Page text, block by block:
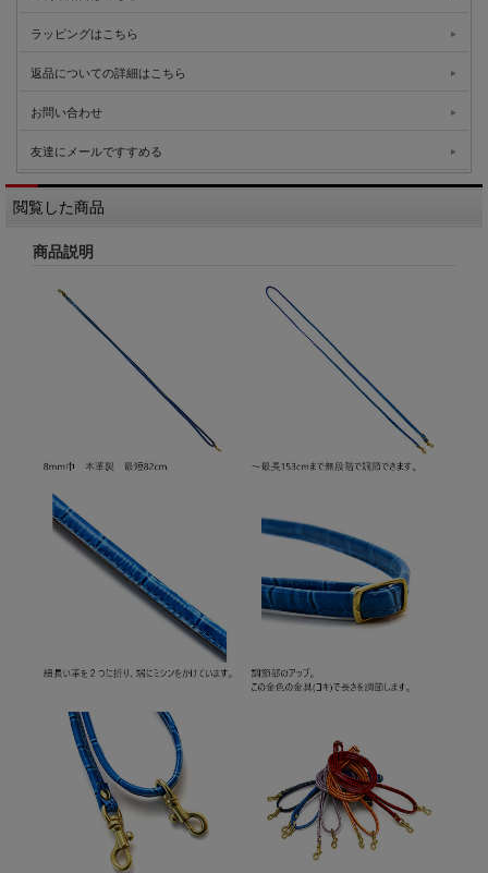
ラッピングはこちら
返品についての詳細はこちら
お問い合わせ
友達にメールですすめる
閲覧した商品
商品説明